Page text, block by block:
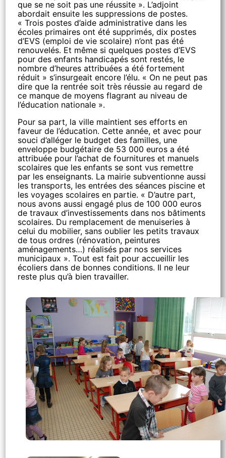
que se ne soit pas une réussite ». L’adjoint
abordait ensuite les suppressions de postes.
« Trois postes d’aide administrative dans les
écoles primaires ont été supprimés, dix postes
d’EVS (emploi de vie scolaire) n’ont pas été
renouvelés. Et même si quelques postes d’EVS
pour des enfants handicapés sont restés, le
nombre d’heures attribuées a été fortement
réduit » s’insurgeait encore l’élu. « On ne peut pas
dire que la rentrée soit très réussie au regard de
ce manque de moyens flagrant au niveau de
l’éducation nationale ».
Pour sa part, la ville maintient ses efforts en
faveur de l’éducation. Cette année, et avec pour
souci d’alléger le budget des familles, une
enveloppe budgétaire de 53 000 euros a été
attribuée pour l’achat de fournitures et manuels
scolaires que les enfants se sont vus remettre
par les enseignants. La mairie subventionne aussi
les transports, les entrées des séances piscine et
les voyages scolaires en partie. « D’autre part,
nous avons aussi engagé plus de 100 000 euros
de travaux d’investissements dans nos bâtiments
scolaires. Du remplacement de menuiseries à
celui du mobilier, sans oublier les petits travaux
de tous ordres (rénovation, peintures
aménagements…) réalisés par nos services
municipaux ». Tout est fait pour accueillir les
écoliers dans de bonnes conditions. Il ne leur
reste plus qu’à bien travailler.